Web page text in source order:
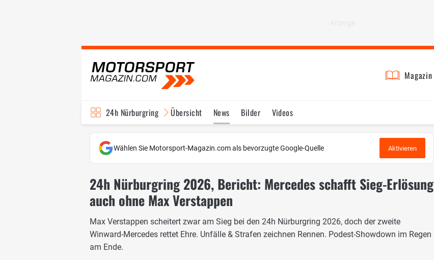
Magazin
24h Nürburgring Übersicht News Bilder Videos
Wählen Sie Motorsport-Magazin.com als bevorzugte Google-Quelle Aktivieren
24h Nürburgring 2026, Bericht: Mercedes schafft Sieg-Erlösung
auch ohne Max Verstappen
Max Verstappen scheitert zwar am Sieg bei den 24h Nürburgring 2026, doch der zweite
Winward-Mercedes rettet Ehre. Unfälle & Strafen zeichnen Rennen. Podest-Showdown im Regen
am Ende.